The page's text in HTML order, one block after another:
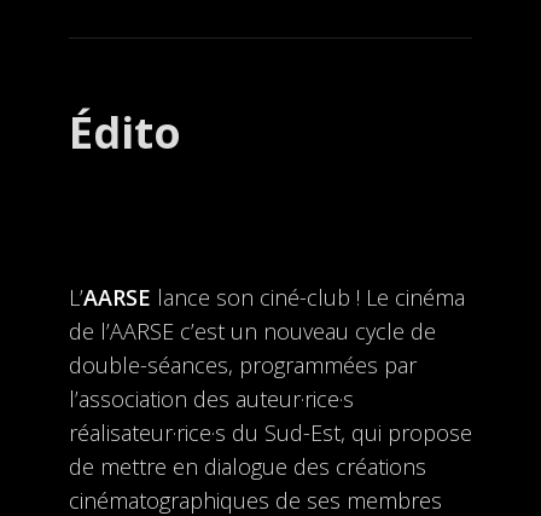
Édito
L’AARSE lance son ciné-club ! Le cinéma
de l’AARSE c’est un nouveau cycle de
double-séances, programmées par
l’association des auteur·rice·s
réalisateur·rice·s du Sud-Est, qui propose
de mettre en dialogue des créations
cinématographiques de ses membres